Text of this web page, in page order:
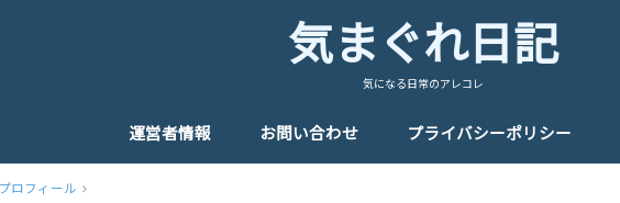
気まぐれ日記
気になる日常のアレコレ
運営者情報 お問い合わせ プライバシーポリシー
ロフィール